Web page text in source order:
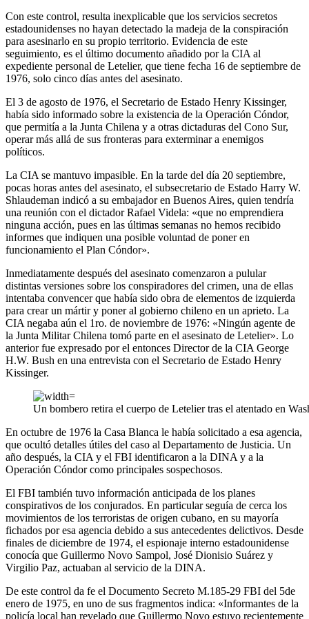
Con este control, resulta inexplicable que los servicios secretos
estadounidenses no hayan detectado la madeja de la conspiración
para asesinarlo en su propio territorio. Evidencia de este
seguimiento, es el último documento añadido por la CIA al
expediente personal de Letelier, que tiene fecha 16 de septiembre de
1976, solo cinco días antes del asesinato.
El 3 de agosto de 1976, el Secretario de Estado Henry Kissinger,
había sido informado sobre la existencia de la Operación Cóndor,
que permitía a la Junta Chilena y a otras dictaduras del Cono Sur,
operar más allá de sus fronteras para exterminar a enemigos
políticos.
La CIA se mantuvo impasible. En la tarde del día 20 septiembre,
pocas horas antes del asesinato, el subsecretario de Estado Harry W.
Shlaudeman indicó a su embajador en Buenos Aires, quien tendría
una reunión con el dictador Rafael Videla: «que no emprendiera
ninguna acción, pues en las últimas semanas no hemos recibido
informes que indiquen una posible voluntad de poner en
funcionamiento el Plan Cóndor».
Inmediatamente después del asesinato comenzaron a pulular
distintas versiones sobre los conspiradores del crimen, una de ellas
intentaba convencer que había sido obra de elementos de izquierda
para crear un mártir y poner al gobierno chileno en un aprieto. La
CIA negaba aún el 1ro. de noviembre de 1976: «Ningún agente de
la Junta Militar Chilena tomó parte en el asesinato de Letelier». Lo
anterior fue expresado por el entonces Director de la CIA George
H.W. Bush en una entrevista con el Secretario de Estado Henry
Kissinger.
Un bombero retira el cuerpo de Letelier tras el atentado en
En octubre de 1976 la Casa Blanca le había solicitado a esa agencia,
que ocultó detalles útiles del caso al Departamento de Justicia. Un
año después, la CIA y el FBI identificaron a la DINA y a la
Operación Cóndor como principales sospechosos.
El FBI también tuvo información anticipada de los planes
conspirativos de los conjurados. En particular seguía de cerca los
movimientos de los terroristas de origen cubano, en su mayoría
fichados por esa agencia debido a sus antecedentes delictivos. Desde
finales de diciembre de 1974, el espionaje interno estadounidense
conocía que Guillermo Novo Sampol, José Dionisio Suárez y
Virgilio Paz, actuaban al servicio de la DINA.
De este control da fe el Documento Secreto M.185-29 FBI del 5de
enero de 1975, en uno de sus fragmentos indica: «Informantes de la
policía local han revelado que Guillermo Novo estuvo recientemente